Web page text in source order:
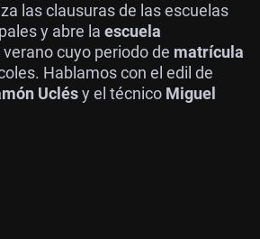
las clausuras de las escuelas
y abre la escuela
verano cuyo periodo de matrícula
Hablamos con el edil de
Uclésy el técnico Miguel